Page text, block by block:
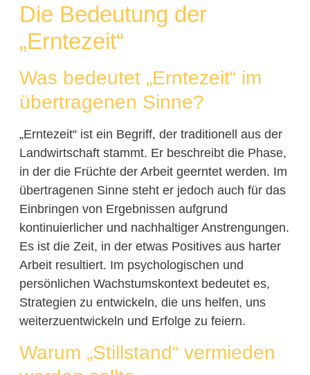
Die Bedeutung der
„Erntezeit“
Was bedeutet „Erntezeit“ im
übertragenen Sinne?
„Erntezeit“ ist ein Begriff, der traditionell aus der
Landwirtschaft stammt. Er beschreibt die Phase,
in der die Früchte der Arbeit geerntet werden. Im
übertragenen Sinne steht er jedoch auch für das
Einbringen von Ergebnissen aufgrund
kontinuierlicher und nachhaltiger Anstrengungen.
Es ist die Zeit, in der etwas Positives aus harter
Arbeit resultiert. Im psychologischen und
persönlichen Wachstumskontext bedeutet es,
Strategien zu entwickeln, die uns helfen, uns
weiterzuentwickeln und Erfolge zu feiern.
Warum „Stillstand“ vermieden